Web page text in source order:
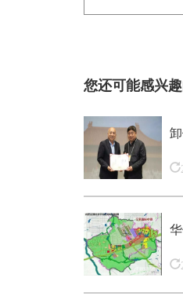
您还可能感兴